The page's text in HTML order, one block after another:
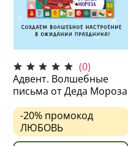
(0)
Адвент. Волшебные
письма от Деда Мороза
-20% промокод
ЛЮБОВЬ